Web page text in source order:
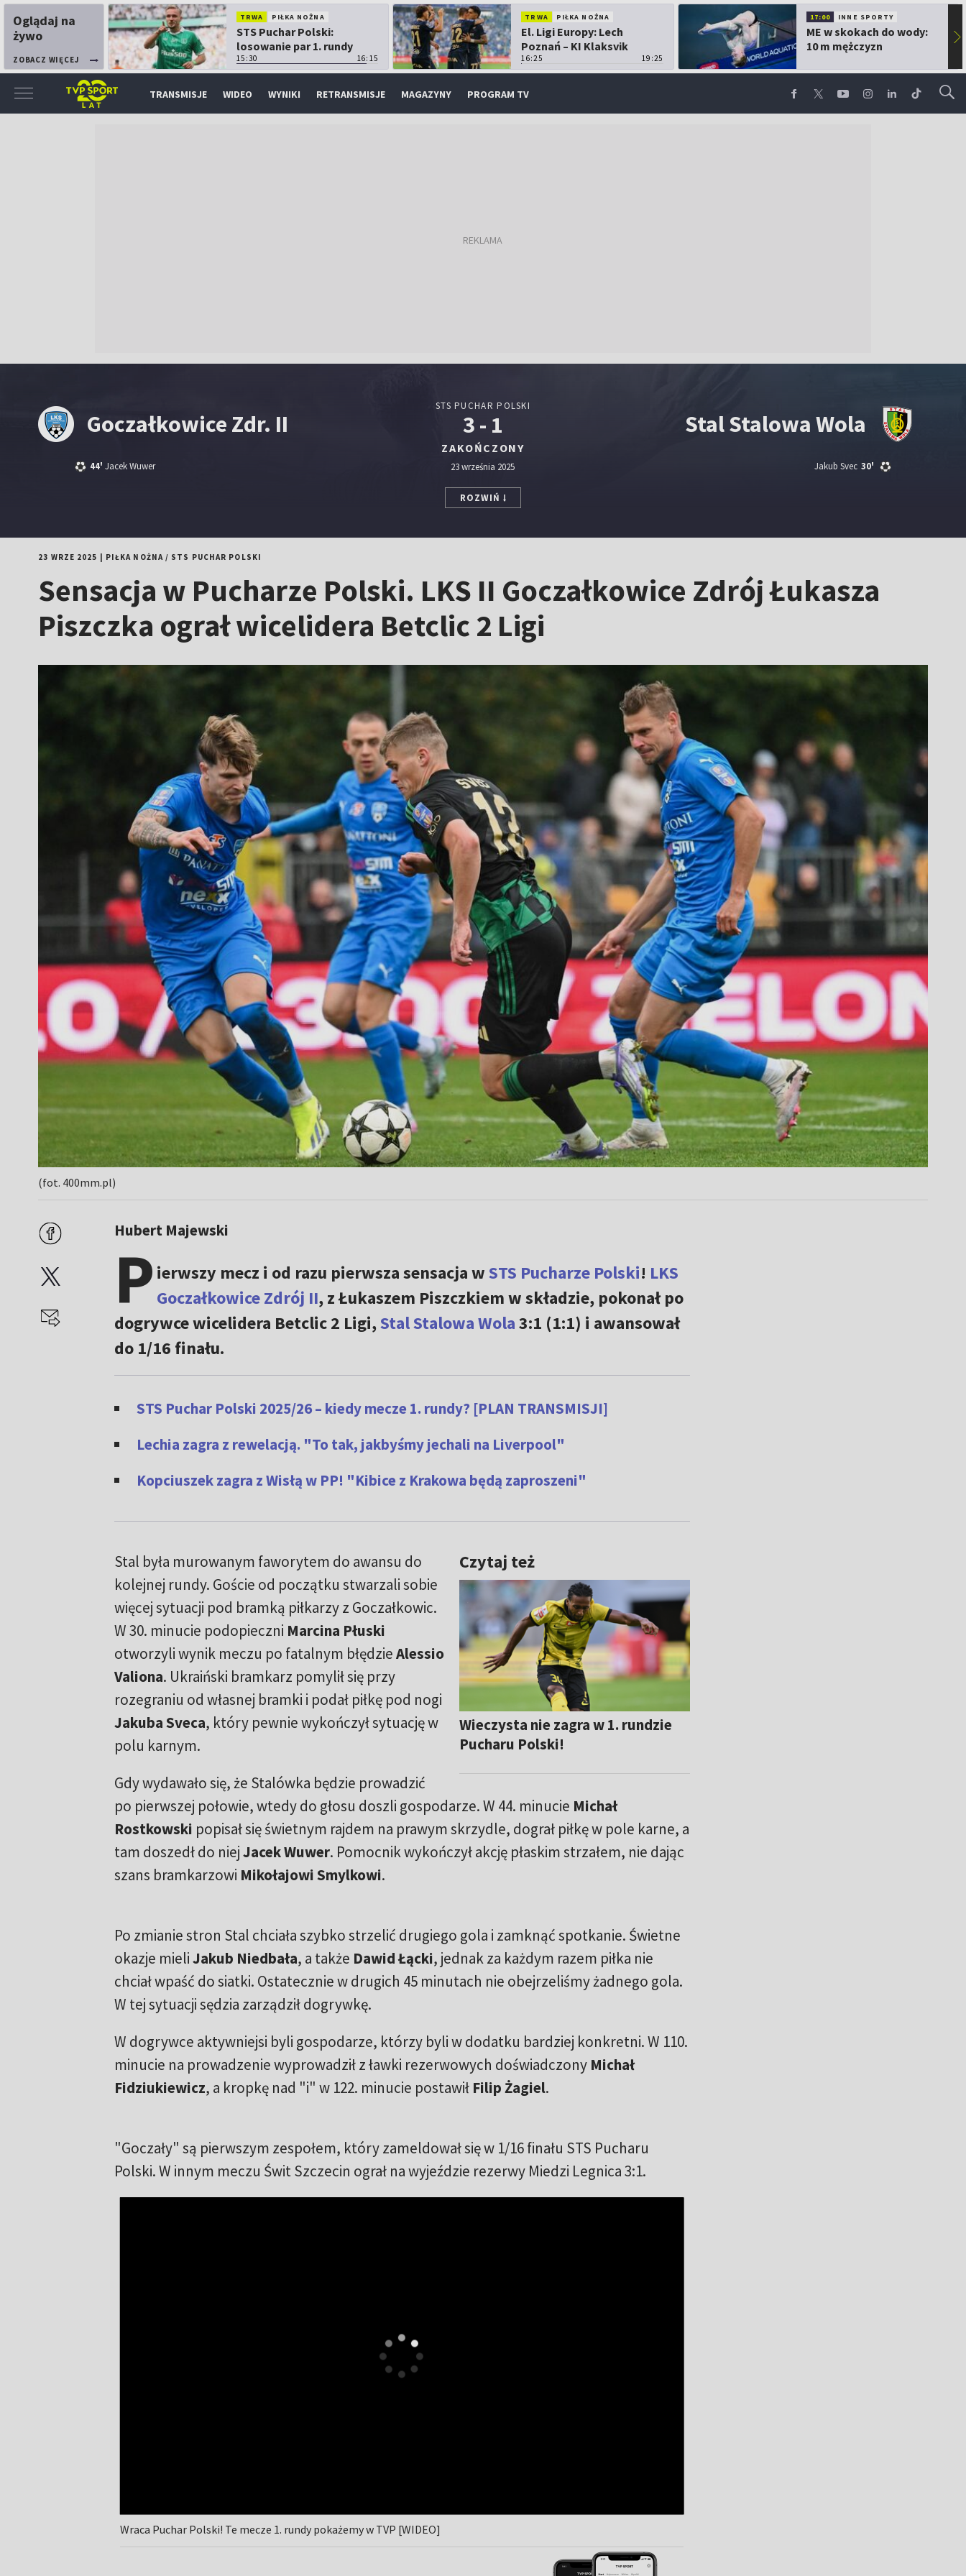
Oglądaj na
żywo
ZOBACZ WIĘCEJ
TRWA PIŁKA NOŻNA
STS Puchar Polski:
losowanie par 1. rundy
15:30 16:15
TRWA PIŁKA NOŻNA
El. Ligi Europy: Lech
Poznań – KI Klaksvik
16:25 19:25
17:00 INNE SPORTY
ME w skokach do wody:
10 m mężczyzn
▶
TRANSMISJE WIDEO WYNIKI RETRANSMISJE MAGAZYNY PROGRAM TV
Goczałkowice Zdr. II
44' Jacek Wuwer
STS PUCHAR POLSKI
3 - 1
ZAKOŃCZONY
23 września 2025
Stal Stalowa Wola
30'
Jakub Svec
ROZWIŃ
23 WRZE 2025 PIŁKA NOŻNA/ STS PUCHAR POLSKI
Sensacja w Pucharze Polski. LKS II Goczałkowice Zdrój Łukasza
Piszczka ograł wicelidera Betclic 2 Ligi
(fot. 400mm.pl)
Hubert Majewski
P ierwszy mecz i od razu pierwsza sensacja wSTS Pucharze Polski! LKS
Goczałkowice Zdrój II, z Łukaszem Piszczkiem w składzie, pokonał po
dogrywce wicelidera Betclic 2 Ligi,Stal Stalowa Wola3:1 (1:1) i awansował
do 1/16 finału.
STS Puchar Polski 2025/26 – kiedy mecze 1. rundy? [PLAN TRANSMISJI]
Lechia zagra z rewelacją. "To tak, jakbyśmy jechali na Liverpool"
Kopciuszek zagra z Wisłą w PP! "Kibice z Krakowa będą zaproszeni"
Czytaj też
Wieczysta nie zagra w 1. rundzie
Pucharu Polski!
Stal była murowanym faworytem do awansu do
kolejnej rundy. Goście od początku stwarzali sobie
więcej sytuacji pod bramką piłkarzy z Goczałkowic.
W 30. minucie podopieczni Marcina Płuski
otworzyli wynik meczu po fatalnym błędzieAlessio
Valiona. Ukraiński bramkarz pomylił się przy
rozegraniu od własnej bramki i podał piłkę pod nogi
Jakuba Sveca, który pewnie wykończył sytuację w
polu karnym.
Gdy wydawało się, że Stalówka będzie prowadzić
po pierwszej połowie, wtedy do głosu doszli gospodarze. W 44. minucie Michał
Rostkowski popisał się świetnym rajdem na prawym skrzydle, dograł piłkę w pole karne, a
tam doszedł do niejJacek Wuwer. Pomocnik wykończył akcję płaskim strzałem, nie dając
szans bramkarzowi Mikołajowi Smylkowi.
Po zmianie stron Stal chciała szybko strzelić drugiego gola i zamknąć spotkanie. Świetne
okazje mieliJakub Niedbała, a także Dawid Łącki, jednak za każdym razem piłka nie
chciał wpaść do siatki. Ostatecznie w drugich 45 minutach nie obejrzeliśmy żadnego gola.
W tej sytuacji sędzia zarządził dogrywkę.
W dogrywce aktywniejsi byli gospodarze, którzy byli w dodatku bardziej konkretni. W 110.
minucie na prowadzenie wyprowadził z ławki rezerwowych doświadczony Michał
Fidziukiewicz, a kropkę nad "i" w 122. minucie postawił Filip Żagiel.
"Goczały" są pierwszym zespołem, który zameldował się w 1/16 finału STS Pucharu
Polski. W innym meczu Świt Szczecin ograł na wyjeździe rezerwy Miedzi Legnica 3:1.
Wraca Puchar Polski! Te mecze 1. rundy pokażemy w TVP [WIDEO]